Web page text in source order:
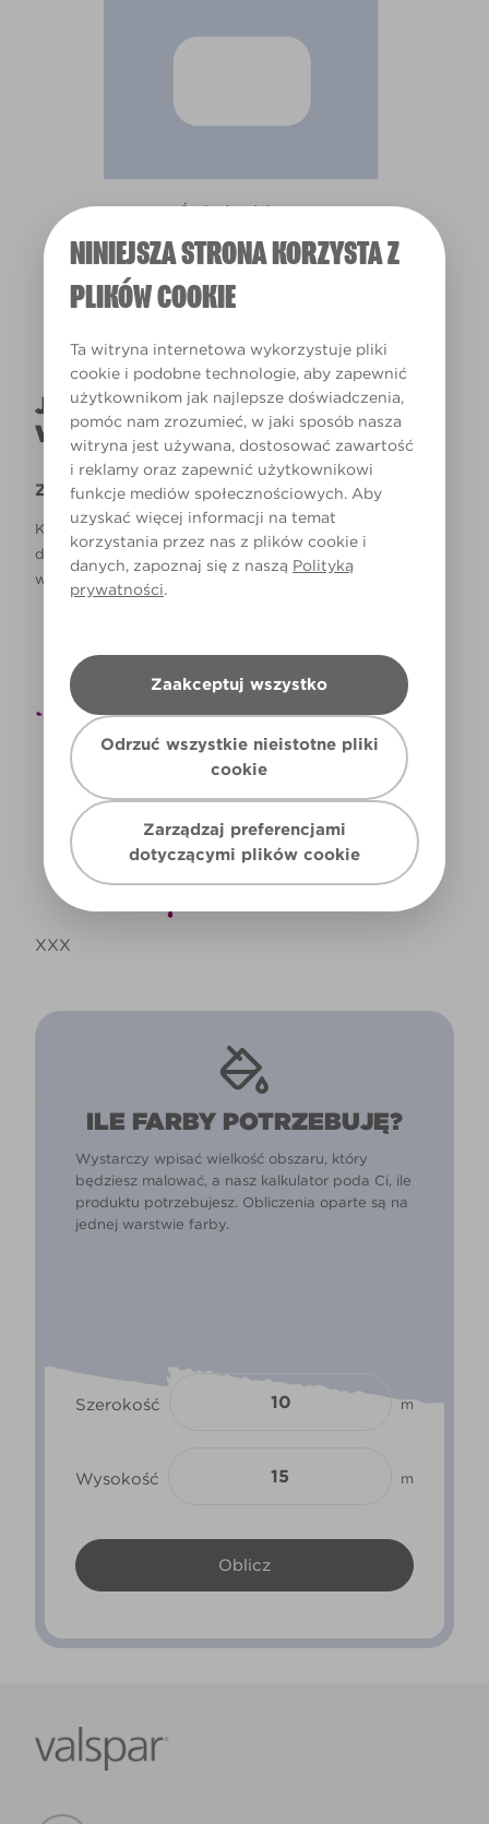
NINIEJSZA STRONA KORZYSTA Z
PLIKÓW COOKIE
Ta witryna internetowa wykorzystuje pliki
cookie i podobne technologie, aby zapewnić
użytkownikom jak najlepsze doświadczenia,
pomóc nam zrozumieć, w jaki sposób nasza
witryna jest używana, dostosować zawartość
i reklamy oraz zapewnić użytkownikowi
funkcje mediów społecznościowych. Aby
uzyskać więcej informacji na temat
korzystania przez nas z plików cookie i
danych, zapoznaj się z naszą Polityką
prywatności.
Zaakceptuj wszystko
Odrzuć wszystkie nieistotne pliki
cookie
Zarządzaj preferencjami
dotyczącymi plików cookie
Światło dzienne
JAK NAPRAWDĘ KOLOR BĘDZIE
WYGLĄDAŁ W TWOIM DOMU?
Zastrzeżenie
Kolory, które są widoczne na monitorze i/lub kolory
drukowane, mogą się różnić od rzeczywistych, dostępnych
w sklepach.
XXX
ILE FARBY POTRZEBUJĘ?
Wystarczy wpisać wielkość obszaru, który
będziesz malować, a nasz kalkulator poda Ci, ile
produktu potrzebujesz. Obliczenia oparte są na
jednej warstwie farby.
Szerokość m
Wysokość m